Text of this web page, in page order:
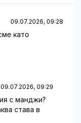
09.07.2026, 09:28
като
09.07.2026, 09:29
с манджи?
става в